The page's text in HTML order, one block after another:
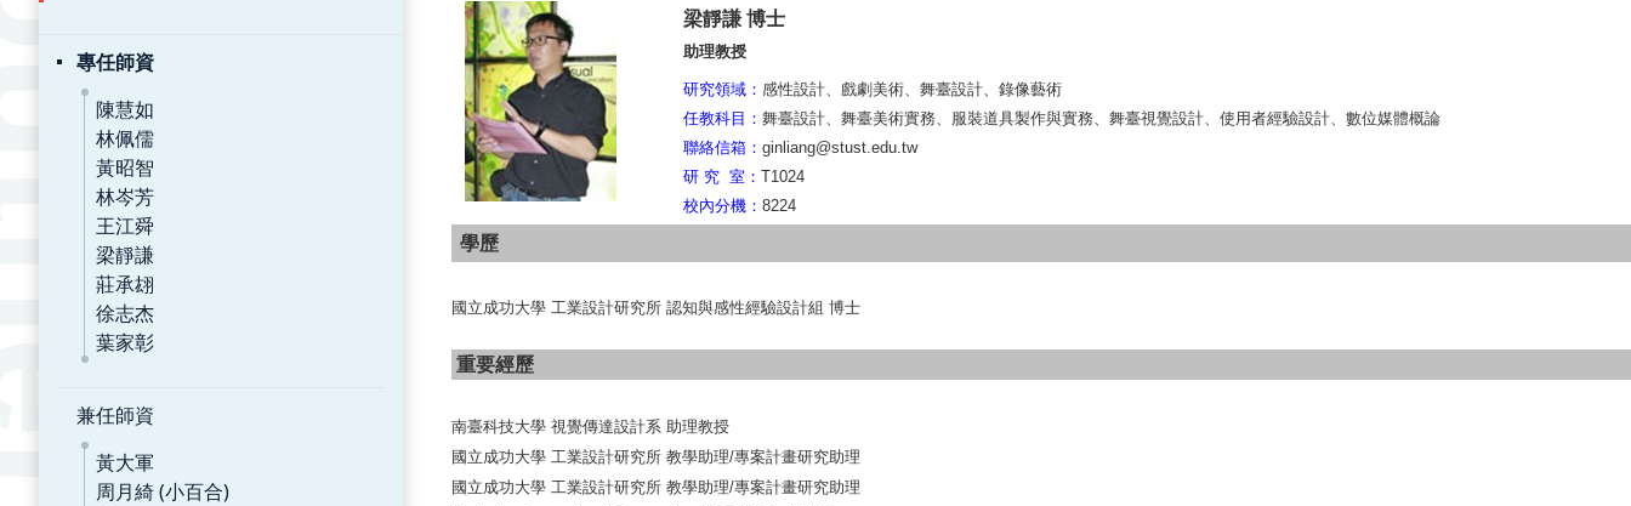
專任師資
陳慧如
林佩儒
黃昭智
林岑芳
王江舜
梁靜謙
莊承翃
徐志杰
葉家彰
兼任師資
黃大軍
周月綺 (小百合)
梁靜謙 博士
助理教授
研究領域： 感性設計、戲劇美術、舞臺設計、錄像藝術
任教科目： 舞臺設計、舞臺美術實務、服裝道具製作與實務、舞臺視覺設計、使用者經驗設計、數位媒體概論
聯絡信箱： ginliang@stust.edu.tw
研 究 室： T1024
校內分機 ： 8224
學歷
國立成功大學 工業設計研究所 認知與感性經驗設計組 博士
重要經歷
南臺科技大學 視覺傳達設計系 助理教授
國立成功大學 工業設計研究所 教學助理/專案計畫研究助理
國立成功大學 工業設計研究所 教學助理/專案計畫研究助理